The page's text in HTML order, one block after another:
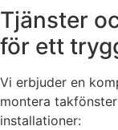
Tjänster
för ett
Vi erbjuder en
montera
installationer: